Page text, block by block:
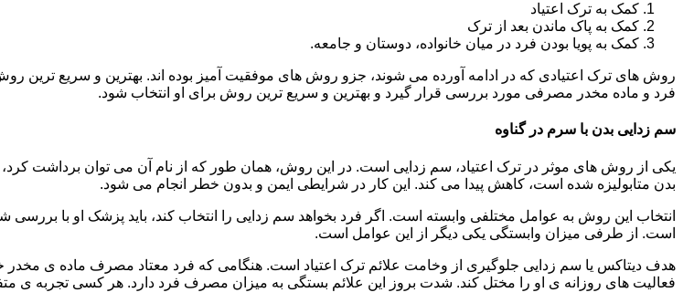
کمک به ترک اعتیاد
کمک به پاک ماندن بعد از ترک
کمک به پویا بودن فرد در میان خانواده، دوستان و جامعه.
روش های ترک اعتیادی که در ادامه آورده می شوند، جزو روش های موفقیت آمیز بوده اند. بهترین و سریع ترین
فرد و ماده مخدر مصرفی مورد بررسی قرار گیرد و بهترین و سریع ترین روش برای او انتخاب شود.
سم زدایی بدن با سرم در گناوه
یکی از روش های موثر در ترک اعتیاد، سم زدایی است. در این روش، همان طور که از نام آن می توان برداشت
بدن متابولیزه شده است، کاهش پیدا می کند. این کار در شرایطی ایمن و بدون خطر انجام می شود.
انتخاب این روش به عوامل مختلفی وابسته است. اگر فرد بخواهد سم زدایی را انتخاب کند، باید پزشک او با
است. از طرفی میزان وابستگی یکی دیگر از این عوامل است.
هدف دیتاکس یا سم زدایی جلوگیری از وخامت علائم ترک اعتیاد است. هنگامی که فرد معتاد مصرف ماده ی مخدر
فعالیت های روزانه ی او را مختل کند. شدت بروز این علائم بستگی به میزان مصرف فرد دارد. هر کسی تجربه ی